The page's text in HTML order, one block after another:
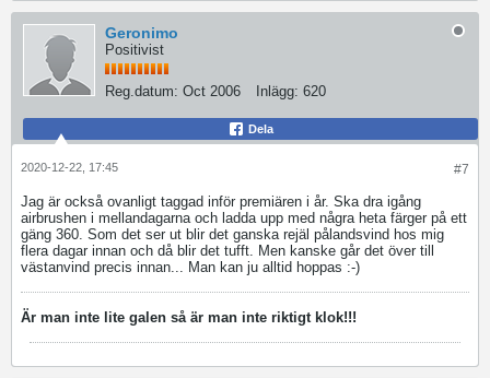
Geronimo
Positivist
Reg.datum: Oct 2006 Inlägg: 620
Dela
#7
2020-12-22, 17:45
Jag är också ovanligt taggad inför premiären i år. Ska dra igång
airbrushen i mellandagarna och ladda upp med några heta färger på ett
gäng 360. Som det ser ut blir det ganska rejäl pålandsvind hos mig
flera dagar innan och då blir det tufft. Men kanske går det över till
västanvind precis innan... Man kan ju alltid hoppas :-)
Är man inte lite galen så är man inte riktigt klok!!!